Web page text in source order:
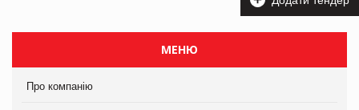
МЕНЮ
Про компанію